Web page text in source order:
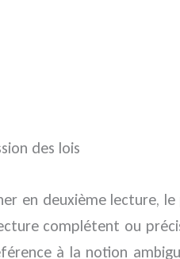
des lois
en deuxième
complétent ou
à la notion